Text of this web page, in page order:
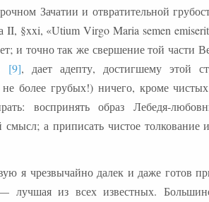
Зачатии и отвратительной
II, §xxi, «Utium Virgo Maria semen
и точно так же свершение той части
[9], дает адепту, достигшему этой
не более грубых!) ничего, кроме
воспринять образ Лебедя-
смысл; а приписать чистое
я чрезвычайно далек и даже готов
лучшая из всех известных.